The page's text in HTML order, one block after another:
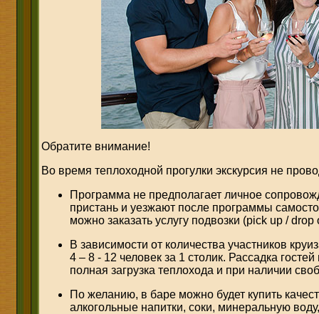
Обратите внимание!
Во время теплоходной прогулки экскурсия не
Программа не предполагает личное
пристань и уезжают после программы
можно заказать услугу подвозки (pick up / drop
В зависимости от количества участников
4 – 8 - 12 человек за 1 столик. Рассадка
полная загрузка теплохода и при наличии
По желанию, в баре можно будет купить
алкогольные напитки, соки, минеральную